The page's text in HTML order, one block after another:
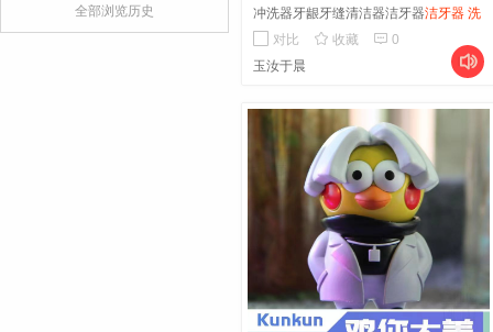
全部浏览历史
冲洗器牙龈牙缝清洁器洁牙器洁牙器 洗
牙机 冲牙 洗牙 口腔清洁器
对比  收藏  0
玉汝于晨
